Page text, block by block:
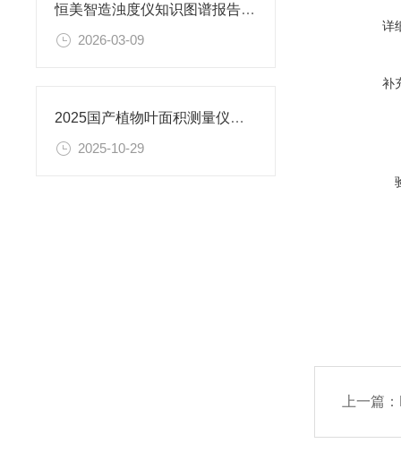
恒美智造浊度仪知识图谱报告书，覆盖浊度测定仪核心参数
2026-03-09
2025国产植物叶面积测量仪排名出炉：恒美智造可存5000组叶面积数据
2025-10-29
详
补
上一篇：